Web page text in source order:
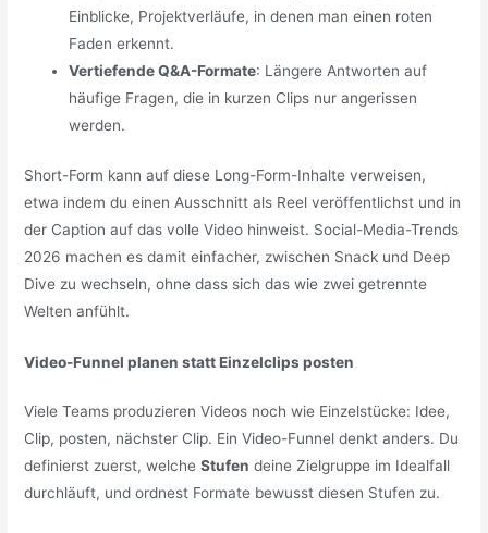
Einblicke, Projektverläufe, in denen man einen roten
Faden erkennt.
Vertiefende Q&A-Formate: Längere Antworten auf
häufige Fragen, die in kurzen Clips nur angerissen
werden.
Short-Form kann auf diese Long-Form-Inhalte verweisen,
etwa indem du einen Ausschnitt als Reel veröffentlichst und in
der Caption auf das volle Video hinweist. Social-Media-Trends
2026 machen es damit einfacher, zwischen Snack und Deep
Dive zu wechseln, ohne dass sich das wie zwei getrennte
Welten anfühlt.
Video-Funnel planen statt Einzelclips posten
Viele Teams produzieren Videos noch wie Einzelstücke: Idee,
Clip, posten, nächster Clip. Ein Video-Funnel denkt anders. Du
definierst zuerst, welcheStufen deine Zielgruppe im Idealfall
durchläuft, und ordnest Formate bewusst diesen Stufen zu.